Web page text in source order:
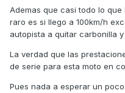
Ademas que casi todo lo
raro es si llego a 100km/h
autopista a quitar carbonilla
La verdad que las
de serie para esta moto en
Pues nada a esperar un